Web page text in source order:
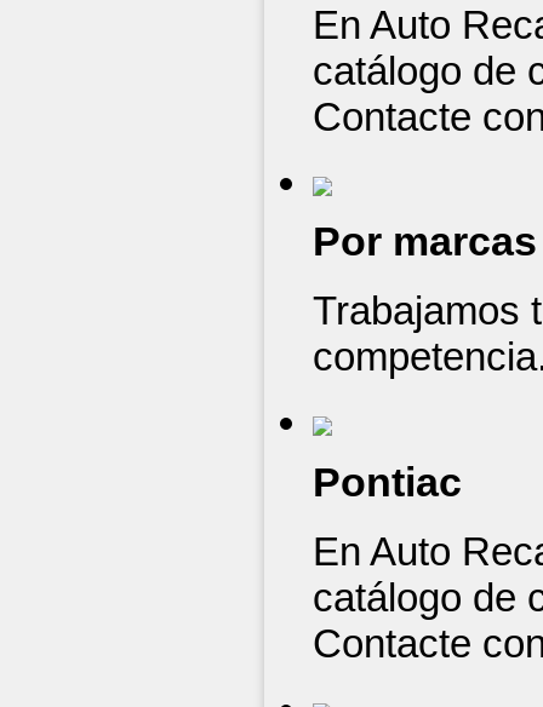
En Auto
catálogo de
Contacte
Por marcas
Trabajamos
Pontiac
En Auto
catálogo de
Contacte